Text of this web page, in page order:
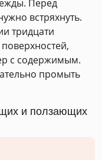
Перед
встряхнуть.
тридцати
с содержимым.
промыть
и ползающих